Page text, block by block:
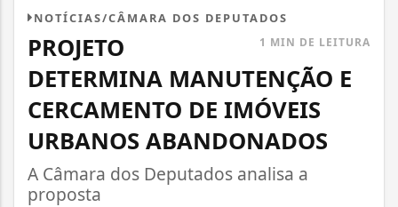
NOTÍCIAS/CÂMARA DOS DEPUTADOS
1 MIN DE LEITURA
PROJETO
DETERMINA MANUTENÇÃO E
CERCAMENTO DE IMÓVEIS
URBANOS ABANDONADOS
A Câmara dos Deputados analisa a
proposta